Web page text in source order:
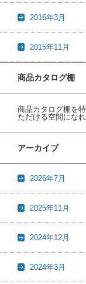
2016年3月
2015年11月
商品カタログ棚
商品カタログ棚を
ただける空間にな
アーカイブ
2026年7月
2025年11月
2024年12月
2024年3月